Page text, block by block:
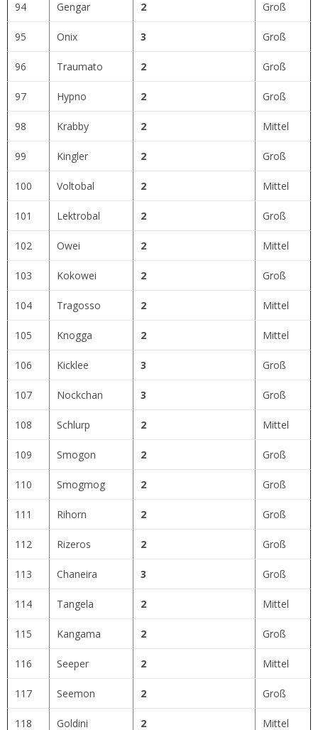
94 Gengar 2 Groß
95 Onix 3 Groß
96 Traumato 2 Groß
97 Hypno 2 Groß
98 Krabby 2 Mittel
99 Kingler 2 Groß
100 Voltobal 2 Mittel
101 Lektrobal 2 Groß
102 Owei 2 Mittel
103 Kokowei 2 Groß
104 Tragosso 2 Mittel
105 Knogga 2 Mittel
106 Kicklee 3 Groß
107 Nockchan 3 Groß
108 Schlurp 2 Mittel
109 Smogon 2 Groß
110 Smogmog 2 Groß
111 Rihorn 2 Groß
112 Rizeros 2 Groß
113 Chaneira 3 Groß
114 Tangela 2 Mittel
115 Kangama 2 Groß
116 Seeper 2 Mittel
117 Seemon 2 Groß
118 Goldini 2 Mittel